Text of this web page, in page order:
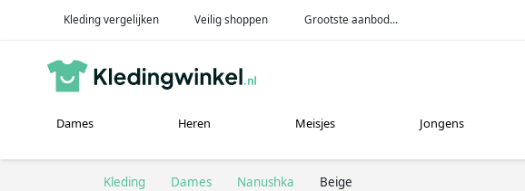
Kleding vergelijken Veilig shoppen Grootste aanbod...
Dames Heren Meisjes Jongens
Kleding Dames Nanushka Beige